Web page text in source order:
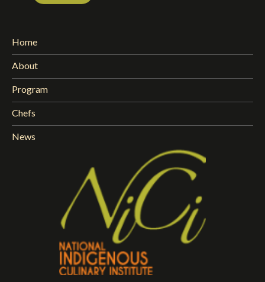
Home
About
Program
Chefs
News